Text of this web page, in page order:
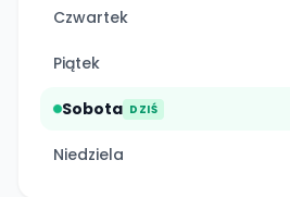
Czwartek
Piątek
Sobota DZIŚ
Niedziela